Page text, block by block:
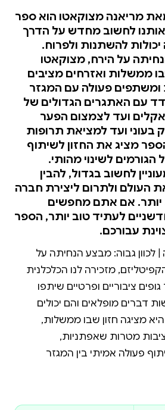
מריאנה מצוקאטו הוא ספר
לחשוב מחדש על הדרך
להשתנות ולפרוח.
על הירח, מצוקאטו
ממשלות ואזרחים מציבים
פעולה עם המגזר
עם האתגרים הגדולים של
ועד לצמצום הפער
בעוני ועד למציאת תרופות
מציג את החזון לשיתוף
הגורמים לשינוי מהותי.
לחשוב בגדול, להבין
העולם ולתרום ליצירת חברה
יותר. אם אתם מחפשים
לעתיד טוב יותר, הספר
עבורכם.
גבוה: מבצע הנחיתה על
מזכירה לנו הכלכלנית
ציבוריים ופרטיים שיתפו
דברים מופלאים והם יכולים
מציגה חזון שבו ממשלות,
מטרות שאפתניות,
פעולה אמיתי בין המגזר
להיאבק במשבר האקלים,
שוויון מגדרי ותעסוקה מלאה